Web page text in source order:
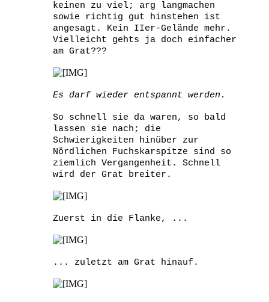
keinen zu viel; arg langmachen
sowie richtig gut hinstehen ist
angesagt. Kein IIer-Gelände mehr.
Vielleicht gehts ja doch einfacher
am Grat???
Es darf wieder entspannt werden.
So schnell sie da waren, so bald
lassen sie nach; die
Schwierigkeiten hinüber zur
Nördlichen Fuchskarspitze sind so
ziemlich Vergangenheit. Schnell
wird der Grat breiter.
Zuerst in die Flanke, ...
... zuletzt am Grat hinauf.